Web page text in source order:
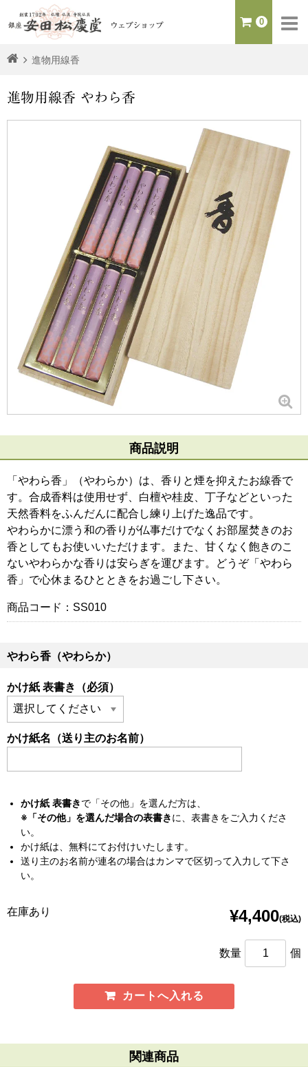
ウェブショップ 0
進物用線香
進物用線香 やわら香
商品説明
「やわら香」（やわらか）は、香りと煙を抑えたお線香で
す。合成香料は使用せず、白檀や桂皮、丁子などといった
天然香料をふんだんに配合し練り上げた逸品です。
やわらかに漂う和の香りが仏事だけでなくお部屋焚きのお
香としてもお使いいただけます。また、甘くなく飽きのこ
ないやわらかな香りは安らぎを運びます。どうぞ「やわら
香」で心休まるひとときをお過ごし下さい。
商品コード：SS010
やわら香（やわらか）
かけ紙 表書き（必須）
かけ紙名（送り主のお名前）
かけ紙 表書きで「その他」を選んだ方は、
※「その他」を選んだ場合の表書きに、表書きをご入力くださ
い。
かけ紙は、無料にてお付けいたします。
送り主のお名前が連名の場合はカンマで区切って入力して下さ
い。
在庫あり ¥4,400(税込)
数量 個
関連商品